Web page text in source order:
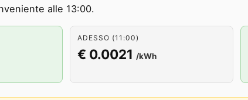
alle 13:00.
ADESSO (11:00)
€ 0.0021 /kWh